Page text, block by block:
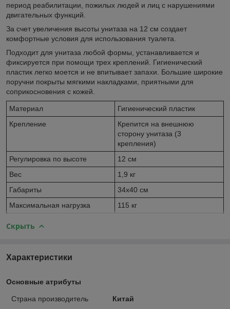
период реабилитации, пожилых людей и лиц с нарушениями
двигательных функций.
За счет увеличения высоты унитаза на 12 см создает
комфортные условия для использования туалета.
Подходит для унитаза любой формы, устанавливается и
фиксируется при помощи трех креплений. Гигиенический
пластик легко моется и не впитывает запахи. Большие широкие
поручни покрыты мягкими накладками, приятными для
соприкосновения с кожей.
Материал
Гигиенический пластик
Крепление
Крепится на внешнюю
сторону унитаза (3
крепления)
Регулировка по высоте
12 см
Вес
1,9 кг
Габариты
34х40 см
Максимальная нагрузка
115 кг
Скрыть
Характеристики
Основные атрибуты
Страна производитель
Китай